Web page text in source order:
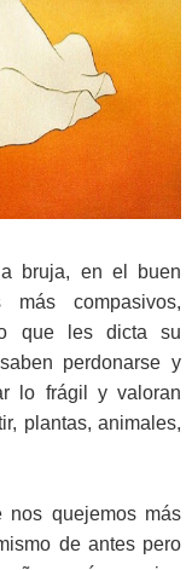
bruja, en el buen
compasivos,
que les dicta su
perdonarse y
lo frágil y valoran
plantas, animales,
quejemos más
de antes pero